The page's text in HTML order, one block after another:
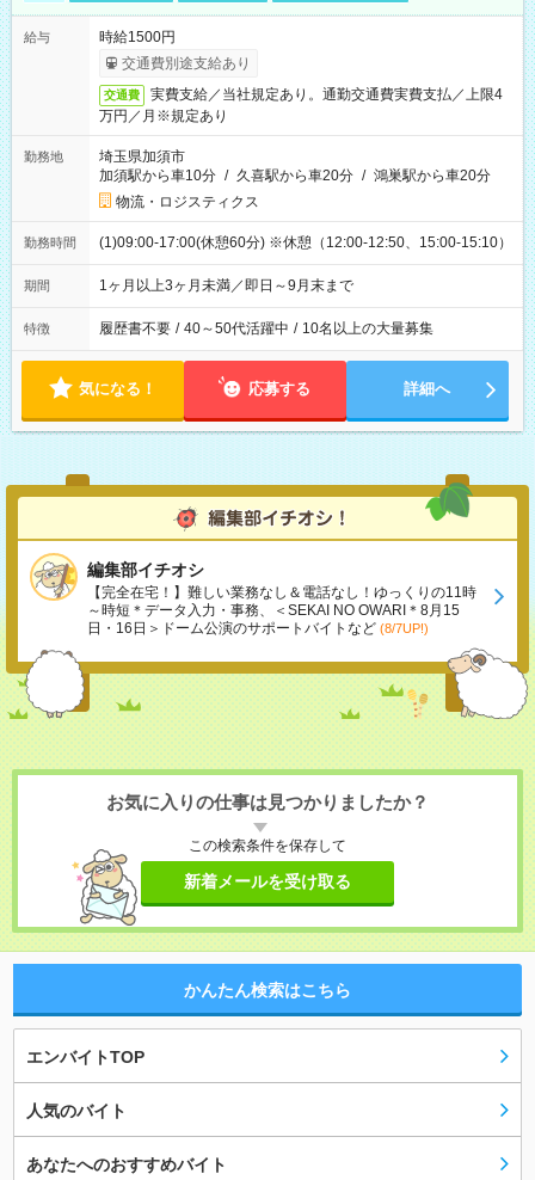
給与
時給1500円
交通費別途支給あり
交通費
実費支給／当社規定あり。通勤交通費実費支払／上限4
万円／月※規定あり
勤務地
埼玉県加須市
加須駅から車10分 / 久喜駅から車20分 / 鴻巣駅から車20分
物流・ロジスティクス
勤務時間 (1)09:00-17:00(休憩60分) ※休憩（12:00-12:50、15:00-15:10）
期間 1ヶ月以上3ヶ月未満／即日～9月末まで
特徴 履歴書不要 / 40～50代活躍中 / 10名以上の大量募集
気になる！ 応募する 詳細へ
編集部イチオシ
【完全在宅！】難しい業務なし＆電話なし！ゆっくりの11時
～時短＊データ入力・事務、＜SEKAI NO OWARI＊8月15
日・16日＞ドーム公演のサポートバイトなど (8/7UP!)
お気に入りの仕事は見つかりましたか？
この検索条件を保存して
新着メールを受け取る
かんたん検索はこちら
エンバイトTOP
人気のバイト
あなたへのおすすめバイト